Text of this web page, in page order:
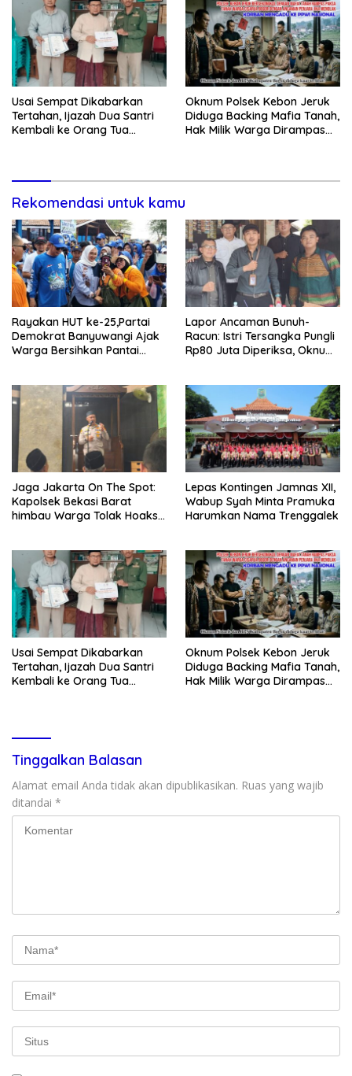
Usai Sempat Dikabarkan
Tertahan, Ijazah Dua Santri
Kembali ke Orang Tua
Oknum Polsek Kebon Jeruk
Diduga Backing Mafia Tanah,
Hak Milik Warga Dirampas
Rekomendasi untuk kamu
Rayakan HUT ke-25,Partai
Demokrat Banyuwangi Ajak
Warga Bersihkan Pantai
Lapor Ancaman Bunuh-
Racun: Istri Tersangka Pungli
Rp80 Juta Diperiksa, Oknum
Jaga Jakarta On The Spot:
Kapolsek Bekasi Barat
himbau Warga Tolak Hoaks
Lepas Kontingen Jamnas XII,
Wabup Syah Minta Pramuka
Harumkan Nama Trenggalek
Usai Sempat Dikabarkan
Tertahan, Ijazah Dua Santri
Kembali ke Orang Tua
Oknum Polsek Kebon Jeruk
Diduga Backing Mafia Tanah,
Hak Milik Warga Dirampas
Tinggalkan Balasan
Alamat email Anda tidak akan dipublikasikan. Ruas yang wajib
ditandai *